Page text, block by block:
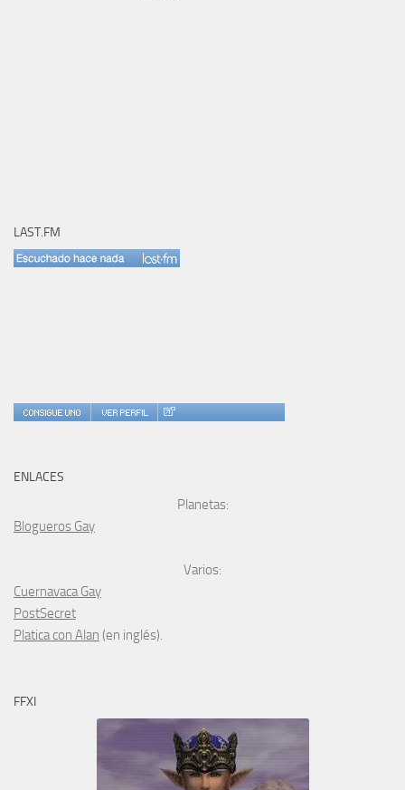
LAST.FM
ENLACES
Planetas:
Blogueros Gay
Varios:
Cuernavaca Gay
PostSecret
Platica con Alan (en inglés).
FFXI